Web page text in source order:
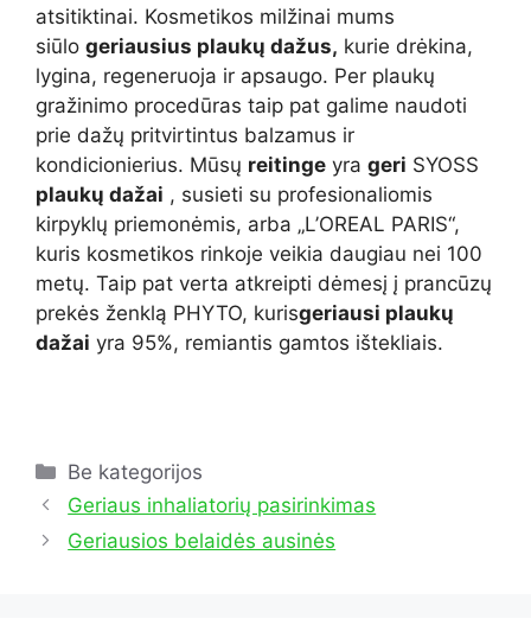
atsitiktinai. Kosmetikos milžinai mums
siūlo geriausius plaukų dažus, kurie drėkina,
lygina, regeneruoja ir apsaugo. Per plaukų
gražinimo procedūras taip pat galime naudoti
prie dažų pritvirtintus balzamus ir
kondicionierius. Mūsų reitinge yra geri SYOSS
plaukų dažai , susieti su profesionaliomis
kirpyklų priemonėmis, arba „L’OREAL PARIS“,
kuris kosmetikos rinkoje veikia daugiau nei 100
metų. Taip pat verta atkreipti dėmesį į prancūzų
prekės ženklą PHYTO, kurisgeriausi plaukų
dažai yra 95%, remiantis gamtos ištekliais.
Kategorijos
Be kategorijos
Geriaus inhaliatorių pasirinkimas
Geriausios belaidės ausinės